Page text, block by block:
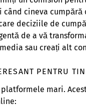
cineva
deciziile de
de a vă
sau creați alt
PENTRU
mari.